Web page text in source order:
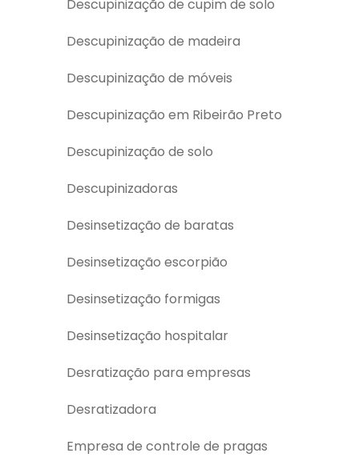
Descupinização de cupim de solo
Descupinização de madeira
Descupinização de móveis
Descupinização em Ribeirão Preto
Descupinização de solo
Descupinizadoras
Desinsetização de baratas
Desinsetização escorpião
Desinsetização formigas
Desinsetização hospitalar
Desratização para empresas
Desratizadora
Empresa de controle de pragas